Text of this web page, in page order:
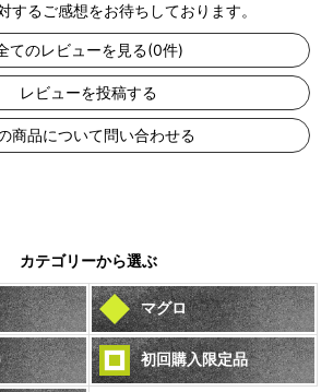
するご感想をお待ちしております。
てのレビューを見る(0件)
レビューを投稿する
商品について問い合わせる
カテゴリーから選ぶ
マグロ
初回購入限定品